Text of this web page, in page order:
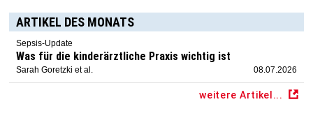
ARTIKEL DES MONATS
Sepsis-Update
Was für die kinderärztliche Praxis wichtig ist
Sarah Goretzki et al. 08.07.2026
weitere Artikel...